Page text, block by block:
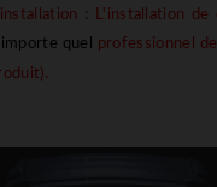
: L'installation de
quel
professionnel
.